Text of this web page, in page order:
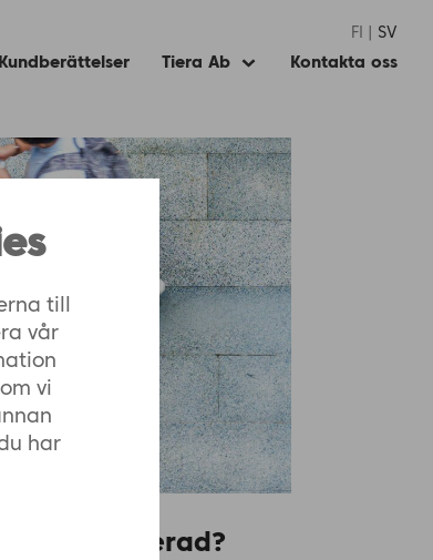
till
vår
vi
har
FI SV
Kundberättelser Tiera Ab
ExpandKontakta oss
du intresserad?